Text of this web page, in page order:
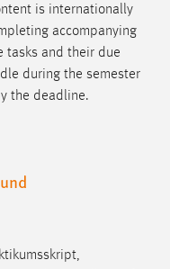
is internationally
accompanying
tasks and their due
during the semester
the deadline.